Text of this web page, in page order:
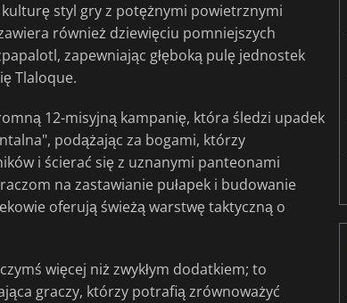
styl gry z potężnymi powietrznymi
również dziewięciu pomniejszych
zapewniając głęboką pulę jednostek
Tlaloque.
12-misyjną kampanię, która śledzi upadek
podążając za bogami, którzy
i ścierać się z uznanymi panteonami
na zastawianie pułapek i budowanie
oferują świeżą warstwę taktyczną o
więcej niż zwykłym dodatkiem; to
graczy, którzy potrafią zrównoważyć